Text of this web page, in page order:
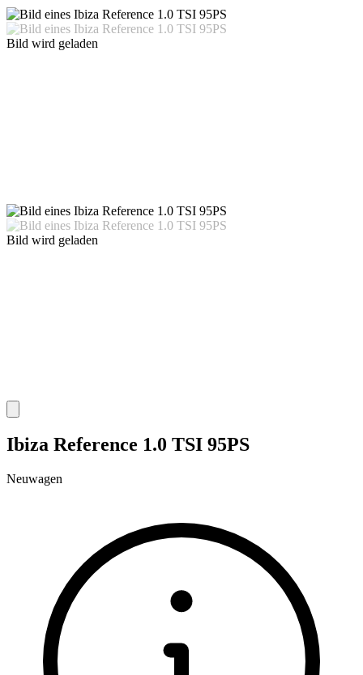
Bild wird geladen
Bild wird geladen
Ibiza Reference 1.0 TSI 95PS
Neuwagen